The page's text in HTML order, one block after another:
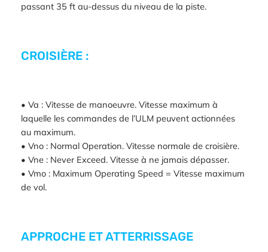
passant 35 ft au-dessus du niveau de la piste.
CROISIÈRE :
• Va : Vitesse de manoeuvre. Vitesse maximum à
laquelle les commandes de l’ULM peuvent actionnées
au maximum.
• Vno : Normal Operation. Vitesse normale de croisière.
• Vne : Never Exceed. Vitesse à ne jamais dépasser.
• Vmo : Maximum Operating Speed = Vitesse maximum
de vol.
APPROCHE ET ATTERRISSAGE